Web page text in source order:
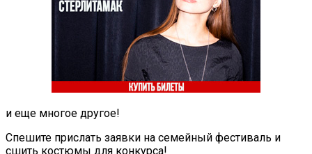
и еще многое другое!
Спешите прислать заявки на семейный фестиваль и
сшить костюмы для конкурса!